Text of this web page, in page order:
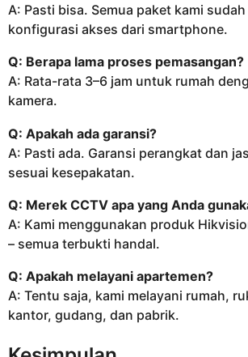
A: Pasti bisa. Semua paket kami
konfigurasi akses dari smartphone.
Q: Berapa lama proses pemasangan?
A: Rata-rata 3–6 jam untuk rumah
kamera.
Q: Apakah ada garansi?
A: Pasti ada. Garansi perangkat dan
sesuai kesepakatan.
Q: Merek CCTV apa yang Anda
A: Kami menggunakan produk
– semua terbukti handal.
Q: Apakah melayani apartemen?
A: Tentu saja, kami melayani rumah,
kantor, gudang, dan pabrik.